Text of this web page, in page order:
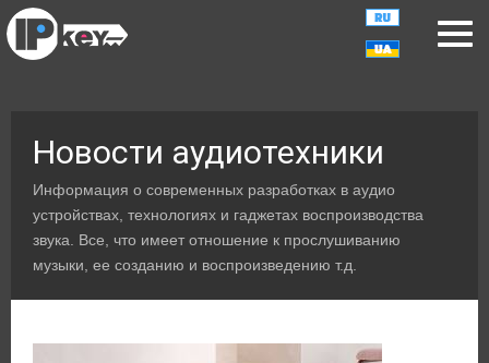
Новости аудиотехники
Информация о современных разработках в аудио
устройствах, технологиях и гаджетах воспроизводства
звука. Все, что имеет отношение к прослушиванию
музыки, ее созданию и воспроизведению т.д.